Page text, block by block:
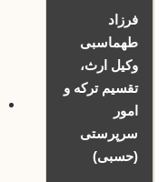
فرزاد
طهماسبی
وکیل ارث،
تقسیم ترکه و
امور
سرپرستی
(حسبی)